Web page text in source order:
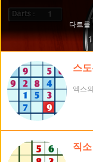
스
엑스
직